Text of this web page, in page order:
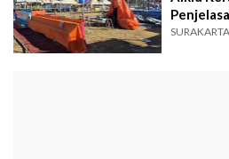
SURAKARTA